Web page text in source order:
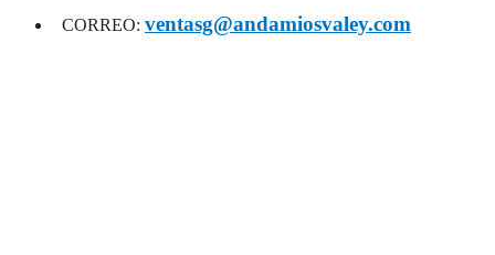
CORREO: ventasg@andamiosvaley.com